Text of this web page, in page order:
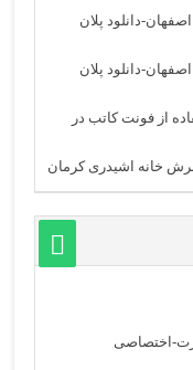
دانلود پلان
دانلود پلان
از فونت کاتب در
برش خانه اشیدری کرمان
اختصاصی